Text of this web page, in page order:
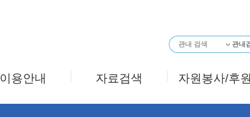
이용안내 자료검색 자원봉사/후원